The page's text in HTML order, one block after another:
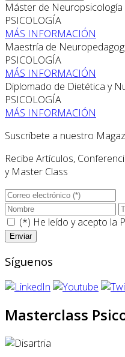
Máster de Neuropsicología
PSICOLOGÍA
MÁS INFORMACIÓN
Maestría de
PSICOLOGÍA
MÁS INFORMACIÓN
Diplomado de Dietética y
PSICOLOGÍA
MÁS INFORMACIÓN
Suscríbete a nuestro
Recibe Artículos,
y Master Class
(*) He leído y acepto la
Síguenos
Masterclass